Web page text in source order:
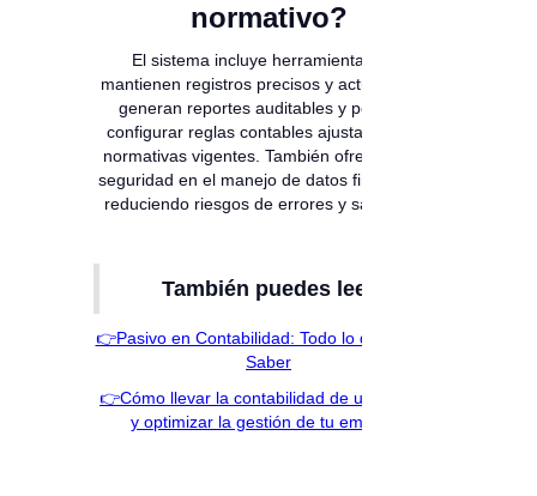
normativo?
El sistema incluye herramientas que
mantienen registros precisos y actualizados,
generan reportes auditables y permiten
configurar reglas contables ajustadas a las
normativas vigentes. También ofrece mayor
seguridad en el manejo de datos financieros,
reduciendo riesgos de errores y sanciones.
También puedes leer:
👉Pasivo en Contabilidad: Todo lo que Debes
Saber
👉Cómo llevar la contabilidad de un negocio
y optimizar la gestión de tu empresa